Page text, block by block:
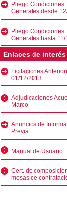
Pliego Condiciones
Generales desde
Pliego Condiciones
Generales hasta 11/
Enlaces de interés
Licitaciones
01/12/2013
Adjudicaciones
Marco
Anuncios de
Previa
Manual de Usuario
Cert. de
mesas de